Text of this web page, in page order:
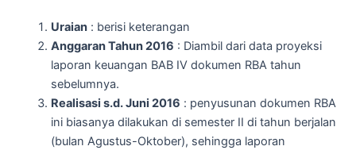
Uraian: berisi keterangan
Anggaran Tahun 2016 : Diambil dari data proyeksi
laporan keuangan BAB IV dokumen RBA tahun
sebelumnya.
Realisasi s.d. Juni 2016 : penyusunan dokumen RBA
ini biasanya dilakukan di semester II di tahun berjalan
(bulan Agustus-Oktober), sehingga laporan